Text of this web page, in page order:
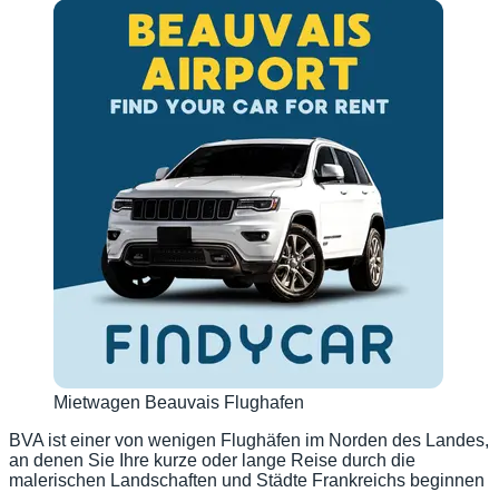
Mietwagen Beauvais Flughafen
BVA ist einer von wenigen Flughäfen im Norden des Landes,
an denen Sie Ihre kurze oder lange Reise durch die
malerischen Landschaften und Städte Frankreichs beginnen